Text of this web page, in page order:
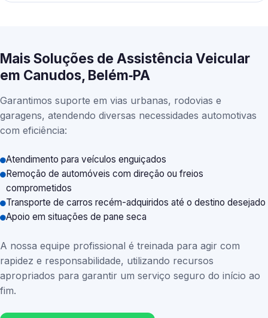
Mais Soluções de Assistência Veicular
em Canudos, Belém‑PA
Garantimos suporte em vias urbanas, rodovias e
garagens, atendendo diversas necessidades automotivas
com eficiência:
Atendimento para veículos enguiçados
Remoção de automóveis com direção ou freios
comprometidos
Transporte de carros recém-adquiridos até o destino desejado
Apoio em situações de pane seca
A nossa equipe profissional é treinada para agir com
rapidez e responsabilidade, utilizando recursos
apropriados para garantir um serviço seguro do início ao
fim.